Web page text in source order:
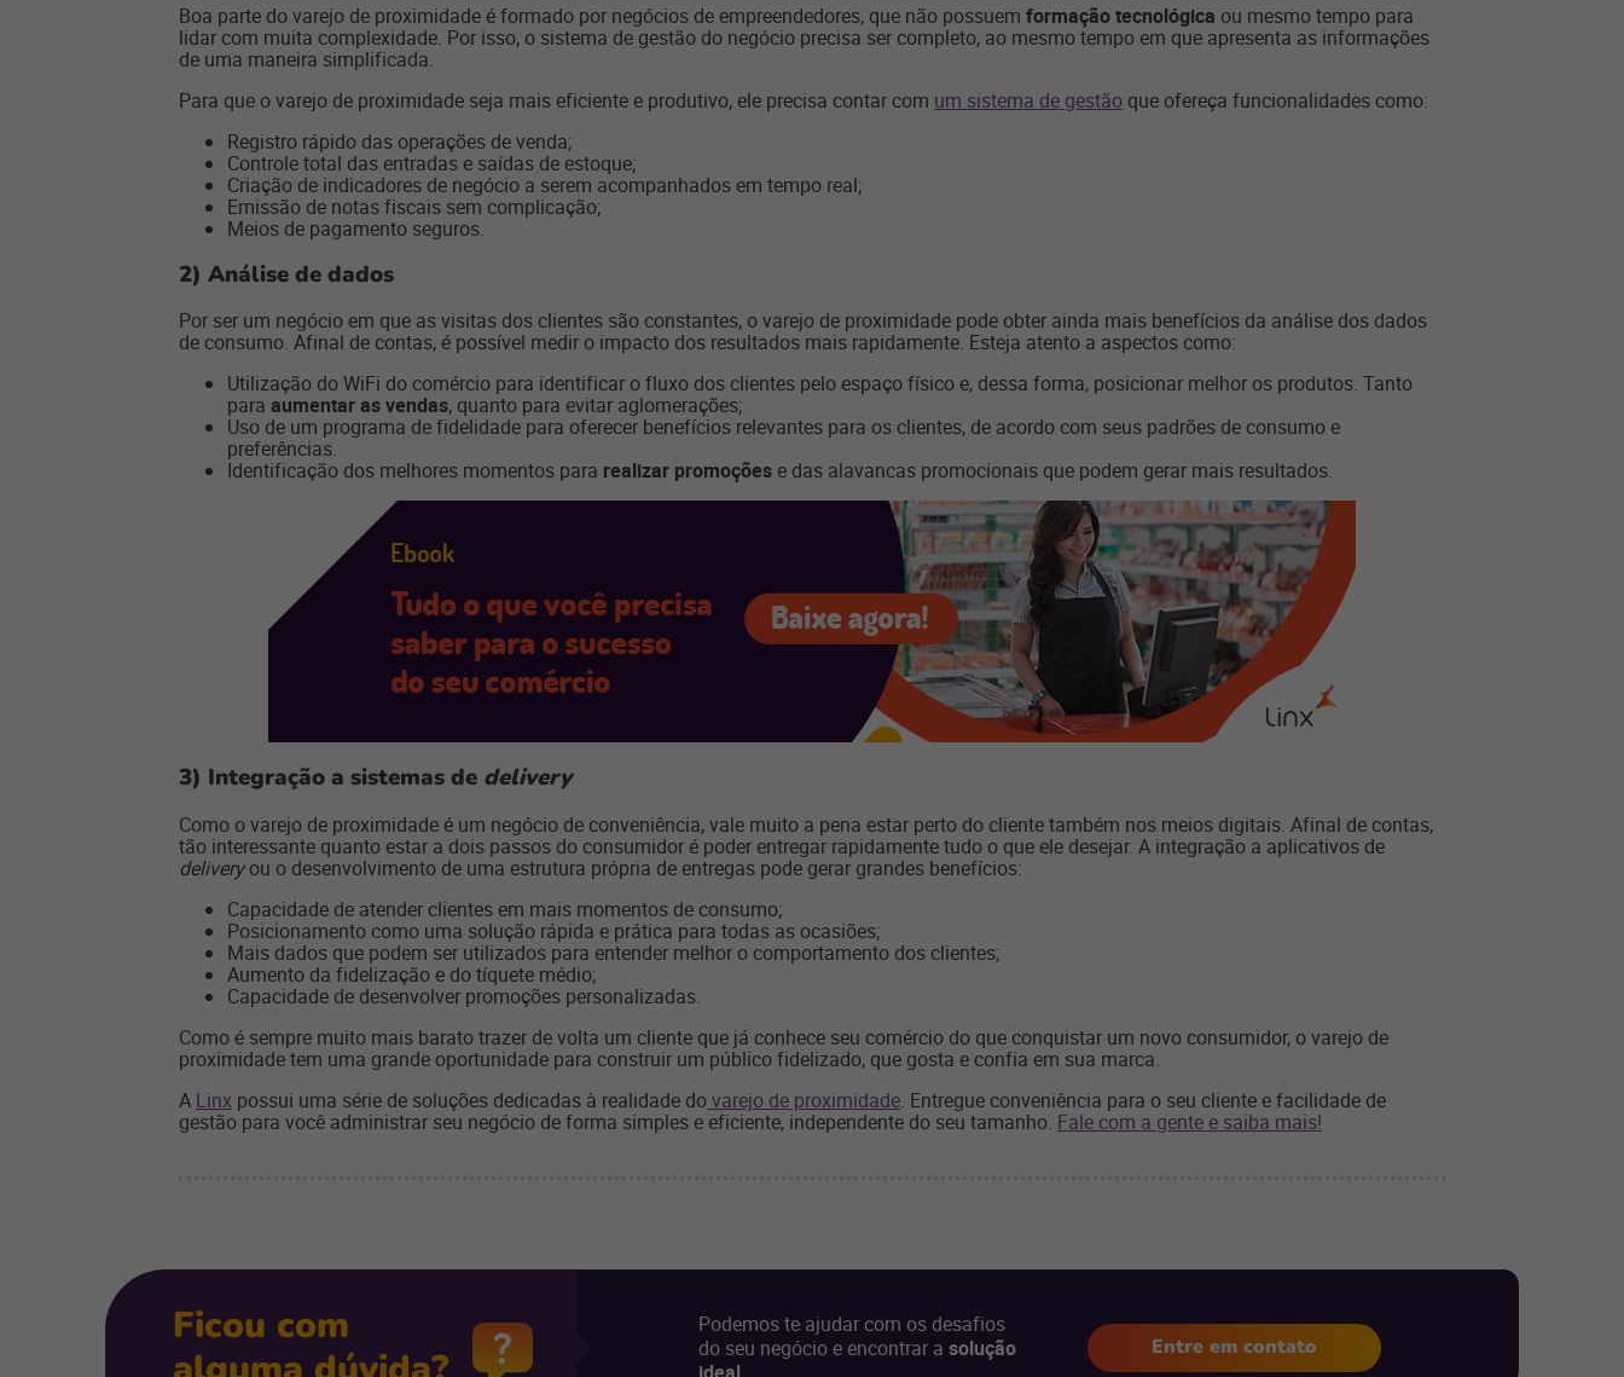
Boa parte do varejo de proximidade é formado por negócios de empreendedores, que não possuem formação tecnológica ou mesmo tempo para
lidar com muita complexidade. Por isso, o sistema de gestão do negócio precisa ser completo, ao mesmo tempo em que apresenta as informações
de uma maneira simplificada.
Para que o varejo de proximidade seja mais eficiente e produtivo, ele precisa contar com um sistema de gestão que ofereça funcionalidades como:
Registro rápido das operações de venda;
Controle total das entradas e saídas de estoque;
Criação de indicadores de negócio a serem acompanhados em tempo real;
Emissão de notas fiscais sem complicação;
Meios de pagamento seguros.
2) Análise de dados
Por ser um negócio em que as visitas dos clientes são constantes, o varejo de proximidade pode obter ainda mais benefícios da análise dos dados
de consumo. Afinal de contas, é possível medir o impacto dos resultados mais rapidamente. Esteja atento a aspectos como:
Utilização do WiFi do comércio para identificar o fluxo dos clientes pelo espaço físico e, dessa forma, posicionar melhor os produtos. Tanto
para aumentar as vendas, quanto para evitar aglomerações;
Uso de um programa de fidelidade para oferecer benefícios relevantes para os clientes, de acordo com seus padrões de consumo e
preferências.
Identificação dos melhores momentos para realizar promoções e das alavancas promocionais que podem gerar mais resultados.
3) Integração a sistemas de delivery
Como o varejo de proximidade é um negócio de conveniência, vale muito a pena estar perto do cliente também nos meios digitais. Afinal de contas,
tão interessante quanto estar a dois passos do consumidor é poder entregar rapidamente tudo o que ele desejar. A integração a aplicativos de
deliveryou o desenvolvimento de uma estrutura própria de entregas pode gerar grandes benefícios:
Capacidade de atender clientes em mais momentos de consumo;
Posicionamento como uma solução rápida e prática para todas as ocasiões;
Mais dados que podem ser utilizados para entender melhor o comportamento dos clientes;
Aumento da fidelização e do tíquete médio;
Capacidade de desenvolver promoções personalizadas.
Como é sempre muito mais barato trazer de volta um cliente que já conhece seu comércio do que conquistar um novo consumidor, o varejo de
proximidade tem uma grande oportunidade para construir um público fidelizado, que gosta e confia em sua marca.
A Linx possui uma série de soluções dedicadas à realidade dovarejo de proximidade. Entregue conveniência para o seu cliente e facilidade de
gestão para você administrar seu negócio de forma simples e eficiente, independente do seu tamanho. Fale com a gente e saiba mais!
Ficou com
Podemos te ajudar com os desafios
do seu negócio e encontrar a solução
Entre em contato